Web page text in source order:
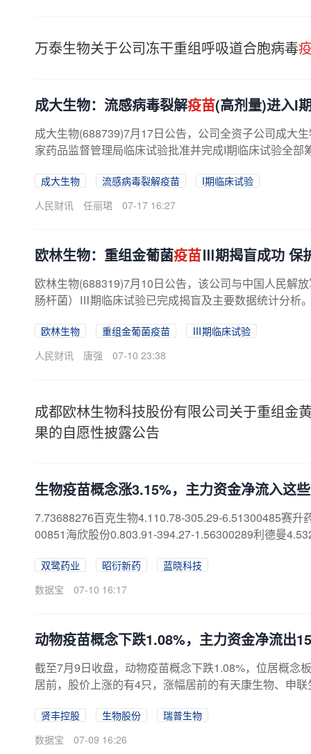
万泰生物关于公司冻干重组呼吸道合胞病毒
成大生物：流感病毒裂解疫苗(高剂量)进入I
成大生物(688739)7月17日公告，公司全资子公司成大
家药品监督管理局临床试验批准并完成I期临床试验全
成大生物 流感病毒裂解疫苗
I期临床试验
人民财讯
任丽珺 07-17 16:27
欧林生物：重组金葡菌疫苗Ⅲ期揭盲成功 保
欧林生物(688319)7月10日公告，该公司与中国人民解
肠杆菌）Ⅲ期临床试验已完成揭盲及主要数据统计分析
欧林生物 重组金葡菌疫苗
Ⅲ期临床试验
人民财讯
唐强 07-10 23:38
成都欧林生物科技股份有限公司关于重组金
果的自愿性披露公告
生物疫苗概念涨3.15%，主力资金净流入这
7.73688276百克生物4.110.78-305.29-6.51300485赛升
00851海欣股份0.803.91-394.27-1.56300289利德曼
双鹭药业 昭衍新药
蓝晓科技
数据宝
07-10 16:17
动物疫苗概念下跌1.08%，主力资金净流出
截至7月9日收盘，动物疫苗概念下跌1.08%，位居概念
居前，股价上涨的有4只，涨幅居前的有天康生物、申
贤丰控股 生物股份
瑞普生物
数据宝
07-09 16:26